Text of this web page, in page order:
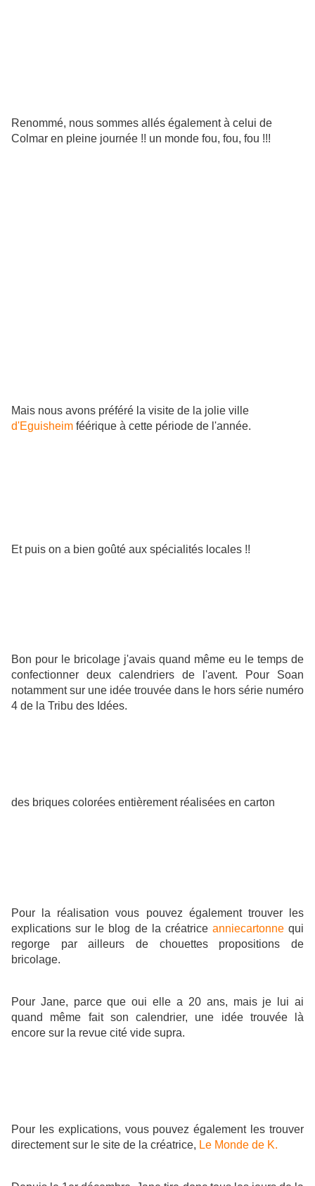
Renommé, nous sommes allés également à celui de
Colmar en pleine journée !! un monde fou, fou, fou !!!
Mais nous avons préféré la visite de la jolie ville
d'Eguisheim féérique à cette période de l'année.
Et puis on a bien goûté aux spécialités locales !!
Bon pour le bricolage j'avais quand même eu le temps de
confectionner deux calendriers de l'avent. Pour Soan
notamment sur une idée trouvée dans le hors série numéro
4 de la Tribu des Idées.
des briques colorées entièrement réalisées en carton
Pour la réalisation vous pouvez également trouver les
explications sur le blog de la créatrice anniecartonnequi
regorge par ailleurs de chouettes propositions de
bricolage.
Pour Jane, parce que oui elle a 20 ans, mais je lui ai
quand même fait son calendrier, une idée trouvée là
encore sur la revue cité vide supra.
Pour les explications, vous pouvez également les trouver
directement sur le site de la créatrice, Le Monde de K.